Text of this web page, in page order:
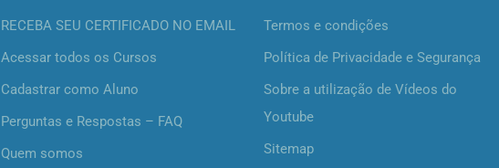
RECEBA SEU CERTIFICADO NO EMAIL
Acessar todos os Cursos
Cadastrar como Aluno
Perguntas e Respostas – FAQ
Quem somos
Termos e condições
Política de Privacidade e Segurança
Sobre a utilização de Vídeos do
Youtube
Sitemap